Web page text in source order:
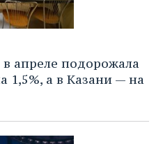
апреле подорожала
1,5%, а в Казани — на